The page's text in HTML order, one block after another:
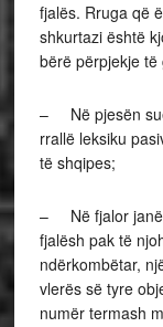
fjalës. Rruga që
shkurtazi është
bërë përpjekje të
– Në pjesën
rrallë leksiku
të shqipes;
– Në fjalor janë
fjalësh pak të
ndërkombëtar,
vlerës së tyre
numër termash